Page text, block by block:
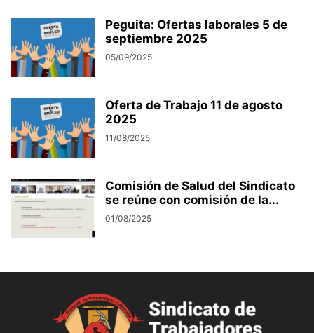
Peguita: Ofertas laborales 5 de
septiembre 2025
05/09/2025
Oferta de Trabajo 11 de agosto
2025
11/08/2025
Comisión de Salud del Sindicato
se reúne con comisión de la...
01/08/2025